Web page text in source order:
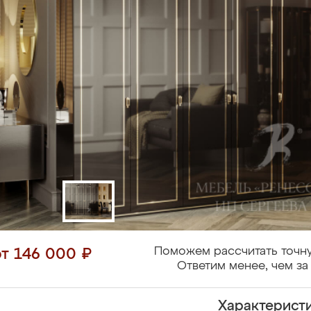
146 000 ₽
Поможем рассчитать
Ответим менее, чем за